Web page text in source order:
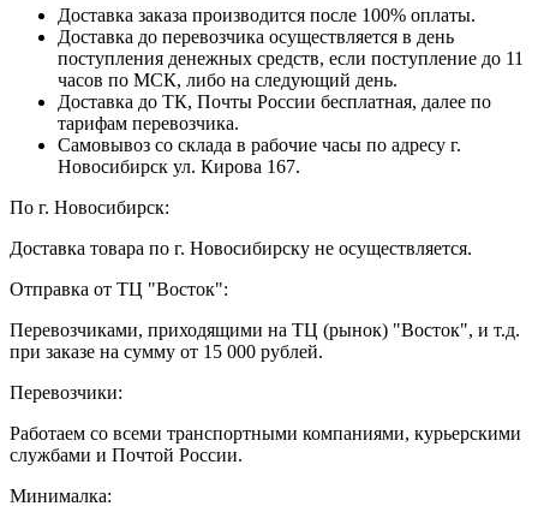
Доставка заказа производится после 100% оплаты.
Доставка до перевозчика осуществляется в день
поступления денежных средств, если поступление до 11
часов по МСК, либо на следующий день.
Доставка до ТК, Почты России бесплатная, далее по
тарифам перевозчика.
Самовывоз со склада в рабочие часы по адресу г.
Новосибирск ул. Кирова 167.
По г. Новосибирск:
Доставка товара по г. Новосибирску не осуществляется.
Отправка от ТЦ "Восток":
Перевозчиками, приходящими на ТЦ (рынок) "Восток", и т.д.
при заказе на сумму от 15 000 рублей.
Перевозчики:
Работаем со всеми транспортными компаниями, курьерскими
службами и Почтой России.
Минималка: